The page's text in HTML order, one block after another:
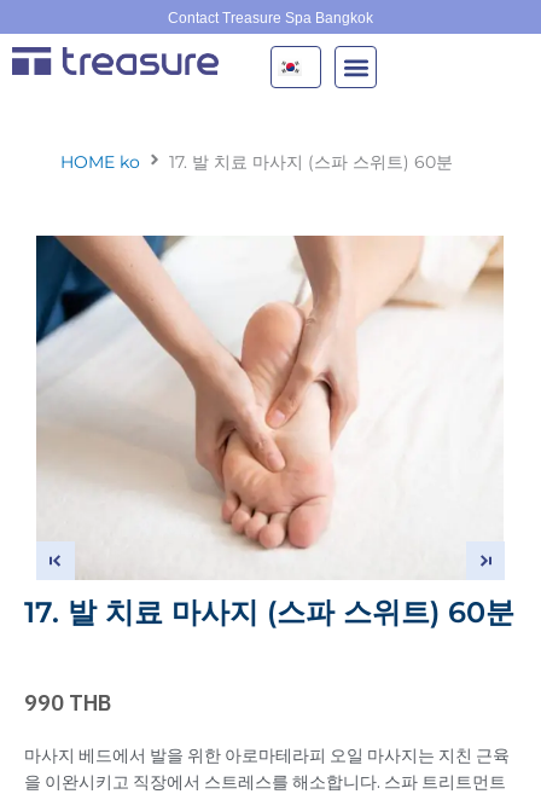
텐
츠
Contact Treasure Spa Bangkok
HOME ko 17. 발 치료 마사지 (스파 스위트) 60분
17. 발 치료 마사지 (스파 스위트) 60분
990 THB
마사지 베드에서 발을 위한 아로마테라피 오일 마사지는 지친 근육
을 이완시키고 직장에서 스트레스를 해소합니다. 스파 트리트먼트